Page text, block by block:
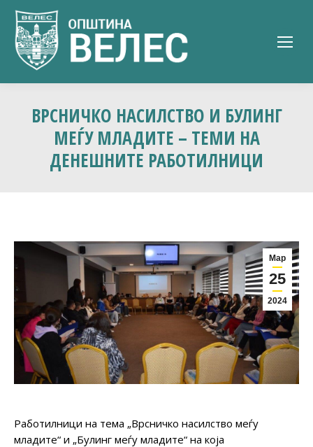
ВРСНИЧКО НАСИЛСТВО И БУЛИНГ
МЕЃУ МЛАДИТЕ – ТЕМИ НА
ДЕНЕШНИТЕ РАБОТИЛНИЦИ
Мар
25
2024
Работилници на тема „Врсничко насилство меѓу
младите“ и „Булинг меѓу младите“ на која